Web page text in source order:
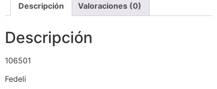
Descripción Valoraciones (0)
Descripción
106501
Fedeli